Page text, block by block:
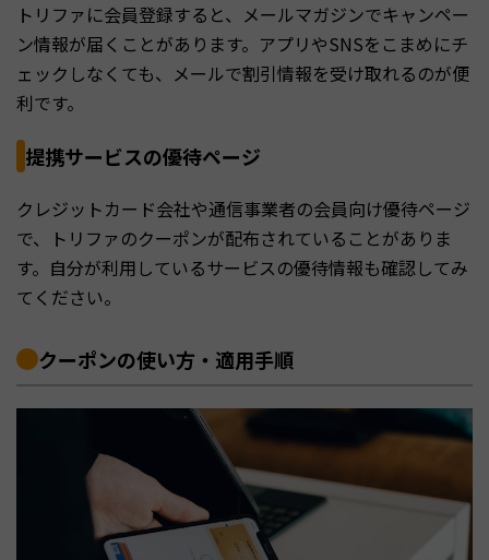
トリファに会員登録すると、メールマガジンでキャンペー
ン情報が届くことがあります。アプリやSNSをこまめにチ
ェックしなくても、メールで割引情報を受け取れるのが便
利です。
提携サービスの優待ページ
クレジットカード会社や通信事業者の会員向け優待ページ
で、トリファのクーポンが配布されていることがありま
す。自分が利用しているサービスの優待情報も確認してみ
てください。
クーポンの使い方・適用手順